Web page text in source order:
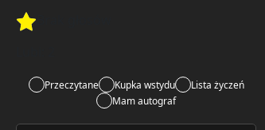
Rate this item:
Przeczytane Kupka wstydu
Lista życzeń
Mam autograf